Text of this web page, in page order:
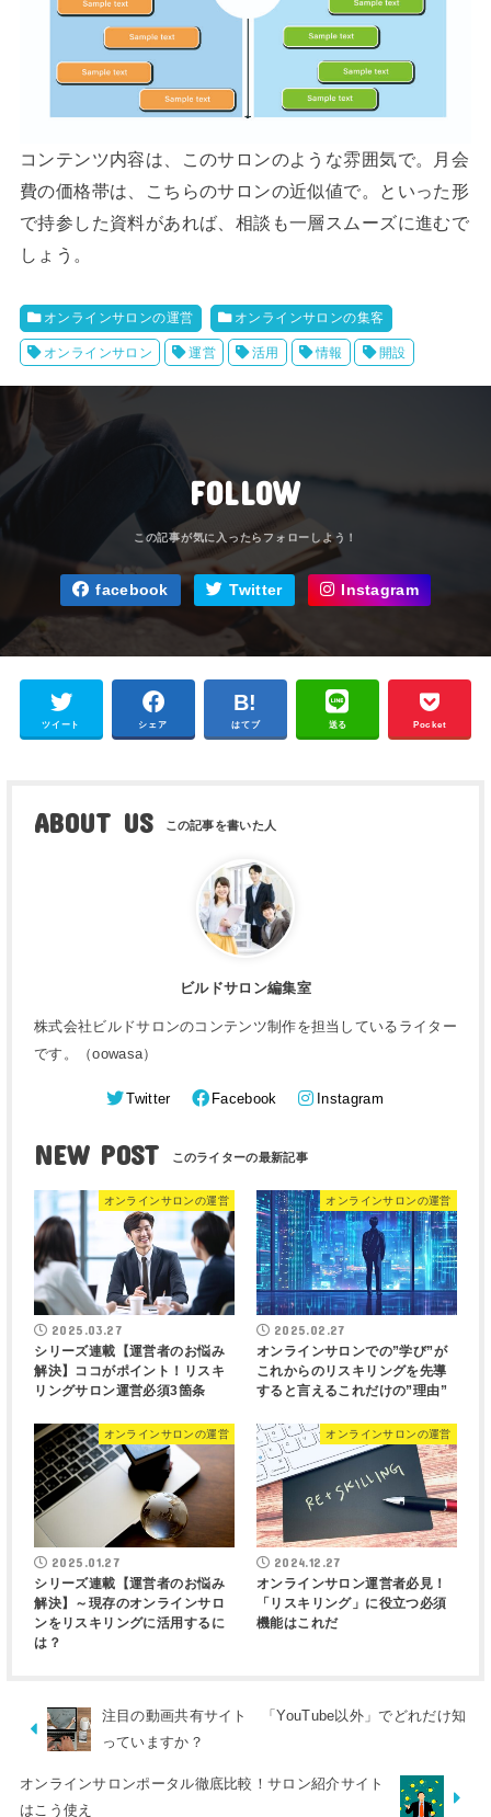
コンテンツ内容は、このサロンのような雰囲気で。月会
費の価格帯は、こちらのサロンの近似値で。といった形
で持参した資料があれば、相談も一層スムーズに進むで
しょう。
オンラインサロンの運営 オンラインサロンの集客
オンラインサロン 運営 活用 情報 開設
FOLLOW
facebook Twitter Instagram
ツイート シェア はてブ 送る Pocket
ABOUT US
ビルドサロン編集室
株式会社ビルドサロンのコンテンツ制作を担当しているライター
です。（oowasa）
Twitter Facebook Instagram
NEW POST
オンラインサロンの運営
2025.03.27
シリーズ連載【運営者のお悩み
解決】ココがポイント！リスキ
リングサロン運営必須3箇条
オンラインサロンの運営
2025.02.27
オンラインサロンでの”学び”が
これからのリスキリングを先導
すると言えるこれだけの”理由”
オンラインサロンの運営
2025.01.27
シリーズ連載【運営者のお悩み
解決】～現存のオンラインサロ
ンをリスキリングに活用するに
は？
オンラインサロンの運営
2024.12.27
オンラインサロン運営者必見！
「リスキリング」に役立つ必須
機能はこれだ
注目の動画共有サイト 「YouTube以外」でどれだけ知
っていますか？
オンラインサロンポータル徹底比較！サロン紹介サイト
はこう使え